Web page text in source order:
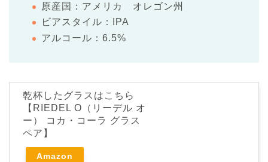
原産国：アメリカ オレゴン州
ビアスタイル：IPA
アルコール：6.5%
乾杯したグラスはこちら
【RIEDEL O（リーデル オ
ー） コカ・コーラ グラス
ペア】
Amazon